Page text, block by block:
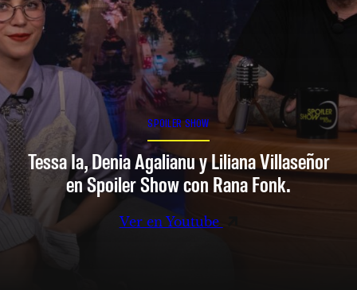
SPOILER SHOW
Tessa Ia, Denia Agalianu y Liliana Villaseñor
en Spoiler Show con Rana Fonk.
Ver en Youtube